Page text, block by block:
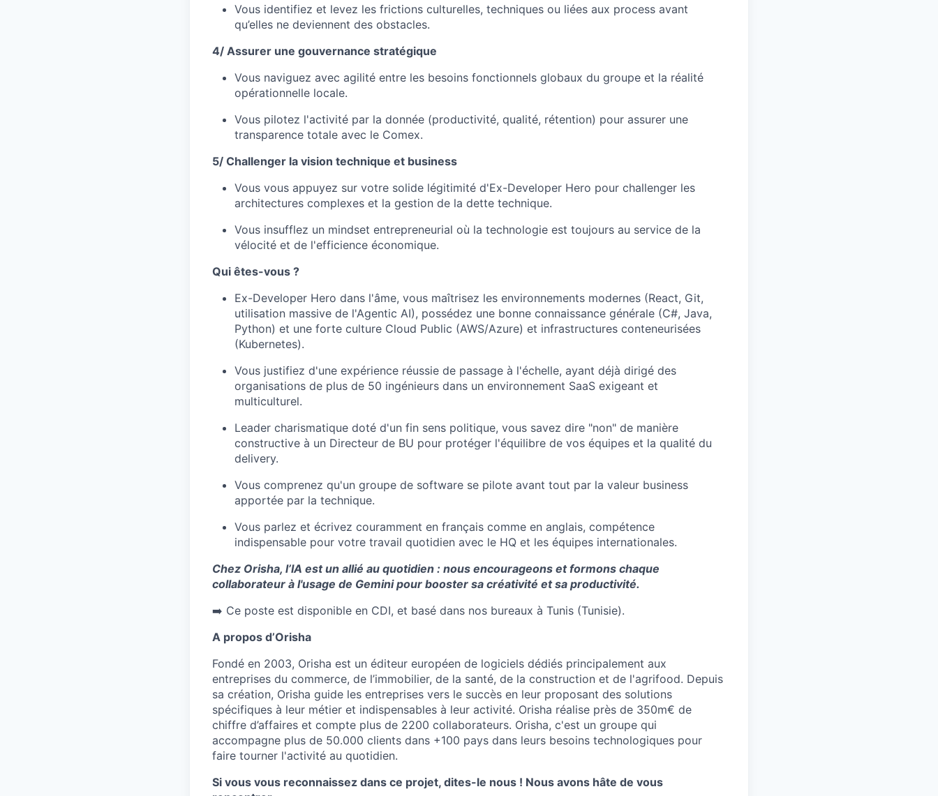
Vous identifiez et levez les frictions culturelles, techniques ou liées aux process avant
qu’elles ne deviennent des obstacles.
4/ Assurer une gouvernance stratégique
Vous naviguez avec agilité entre les besoins fonctionnels globaux du groupe et la réalité
opérationnelle locale.
Vous pilotez l'activité par la donnée (productivité, qualité, rétention) pour assurer une
transparence totale avec le Comex.
5/ Challenger la vision technique et business
Vous vous appuyez sur votre solide légitimité d'Ex-Developer Hero pour challenger les
architectures complexes et la gestion de la dette technique.
Vous insufflez un mindset entrepreneurial où la technologie est toujours au service de la
vélocité et de l'efficience économique.
Qui êtes-vous ?
Ex-Developer Hero dans l'âme, vous maîtrisez les environnements modernes (React, Git,
utilisation massive de l'Agentic AI), possédez une bonne connaissance générale (C#, Java,
Python) et une forte culture Cloud Public (AWS/Azure) et infrastructures conteneurisées
(Kubernetes).
Vous justifiez d'une expérience réussie de passage à l'échelle, ayant déjà dirigé des
organisations de plus de 50 ingénieurs dans un environnement SaaS exigeant et
multiculturel.
Leader charismatique doté d'un fin sens politique, vous savez dire "non" de manière
constructive à un Directeur de BU pour protéger l'équilibre de vos équipes et la qualité du
delivery.
Vous comprenez qu'un groupe de software se pilote avant tout par la valeur business
apportée par la technique.
Vous parlez et écrivez couramment en français comme en anglais, compétence
indispensable pour votre travail quotidien avec le HQ et les équipes internationales.
Chez Orisha, l’IA est un allié au quotidien : nous encourageons et formons chaque
collaborateur à l'usage de Gemini pour booster sa créativité et sa productivité.
➡️ Ce poste est disponible en CDI, et basé dans nos bureaux à Tunis (Tunisie).
A propos d’Orisha
Fondé en 2003, Orisha est un éditeur européen de logiciels dédiés principalement aux
entreprises du commerce, de l’immobilier, de la santé, de la construction et de l'agrifood. Depuis
sa création, Orisha guide les entreprises vers le succès en leur proposant des solutions
spécifiques à leur métier et indispensables à leur activité. Orisha réalise près de 350m€ de
chiffre d’affaires et compte plus de 2200 collaborateurs. Orisha, c'est un groupe qui
accompagne plus de 50.000 clients dans +100 pays dans leurs besoins technologiques pour
faire tourner l'activité au quotidien.
Si vous vous reconnaissez dans ce projet, dites-le nous ! Nous avons hâte de vous